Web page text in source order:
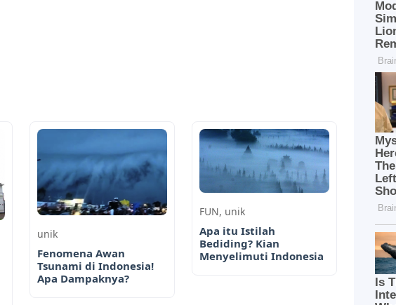
unik
Fenomena Awan
Tsunami di Indonesia!
Apa Dampaknya?
FUN, unik
Apa itu Istilah
Bediding? Kian
Menyelimuti Indonesia